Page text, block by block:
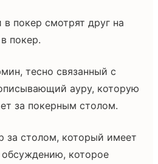
покер смотрят друг на
покер.
тесно связанный с
ауру, которую
за покерным столом.
за столом, который имеет
которое